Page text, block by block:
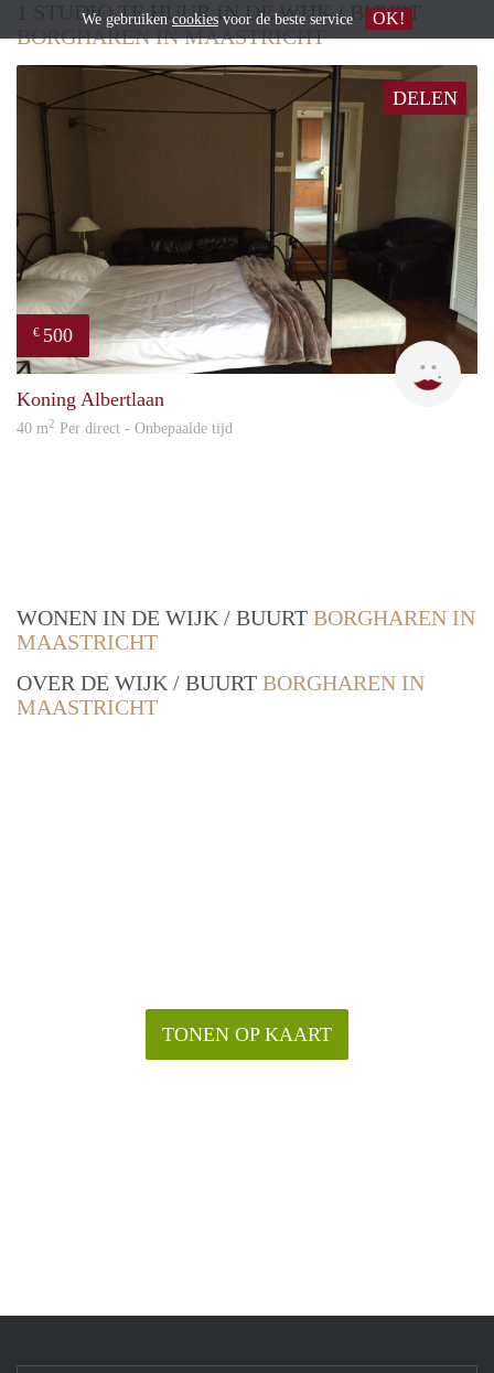
1 STUDIO TE HUUR IN DE WIJK / BUURT
BORGHAREN IN MAASTRICHT
DELEN
€ 500
Koning Albertlaan
40 m2 Per direct - Onbepaalde tijd
WONEN IN DE WIJK / BUURT BORGHAREN IN
MAASTRICHT
OVER DE WIJK / BUURT BORGHAREN IN
MAASTRICHT
TONEN OP KAART
We gebruiken cookies voor de beste service OK!